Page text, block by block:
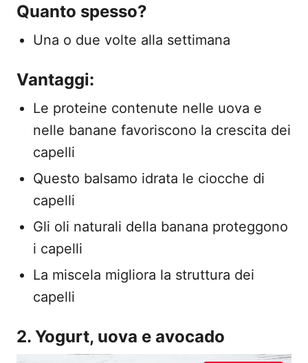
Quanto spesso?
Una o due volte alla settimana
Vantaggi:
Le proteine contenute nelle uova e
nelle banane favoriscono la crescita dei
capelli
Questo balsamo idrata le ciocche di
capelli
Gli oli naturali della banana proteggono
i capelli
La miscela migliora la struttura dei
capelli
2. Yogurt, uova e avocado